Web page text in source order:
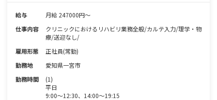
給与
月給 247000円～
仕事内容
クリニックにおけるリハビリ業務全般/カルテ入力/理学・物
療/送迎なし/
雇用形態
正社員(常勤)
勤務地
愛知県一宮市
勤務時間
(1)
平日
9:00～12:30、14:00～19:15